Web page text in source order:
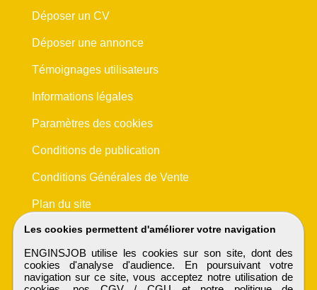
Les cookies permettent d'améliorer votre navigation
ENGINSJOB utilise les cookies sur son site, dont des
cookies d'analyse d'audience. En poursuivant votre
navigation sur ce site, vous acceptez notre utilisation de
Déposer un CV
Déposer une annonce
Témoignages utilisateurs
Informations légales
Paramètres des cookies
Conditions de publication
Conditions Générales de Vente
Plan du site